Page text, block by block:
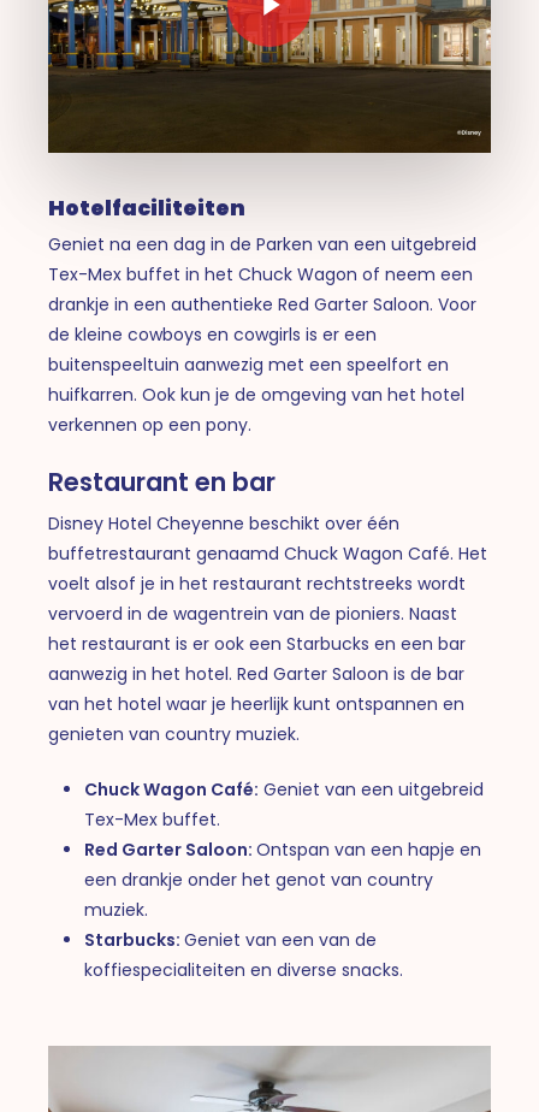
Hotelfaciliteiten
Geniet na een dag in de Parken van een uitgebreid
Tex-Mex buffet in het Chuck Wagon of neem een
drankje in een authentieke Red Garter Saloon.Voor
de kleine cowboys en cowgirls is er een
buitenspeeltuin aanwezig met een speelfort en
huifkarren. Ook kun je de omgeving van het hotel
verkennen op een pony.
Restaurant en bar
Disney Hotel Cheyenne beschikt over één
buffetrestaurant genaamd Chuck Wagon Café. Het
voelt alsof je in het restaurant rechtstreeks wordt
vervoerd in de wagentrein van de pioniers. Naast
het restaurant is er ook een Starbucks en een bar
aanwezig in het hotel. Red Garter Saloon is de bar
van het hotel waar je heerlijk kunt ontspannen en
genieten van country muziek.
Chuck Wagon Café: Geniet van een uitgebreid
Tex-Mex buffet.
Red Garter Saloon:Ontspan van een hapje en
een drankje onder het genot van country
muziek.
Starbucks:Geniet van een van de
koffiespecialiteiten en diverse snacks.